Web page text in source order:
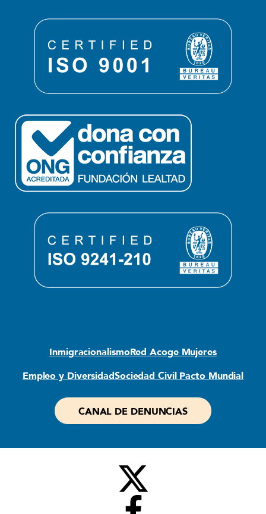
InmigracionalismoRed Acoge Mujeres
Empleo y DiversidadSociedad Civil Pacto Mundial
CANAL DE DENUNCIAS